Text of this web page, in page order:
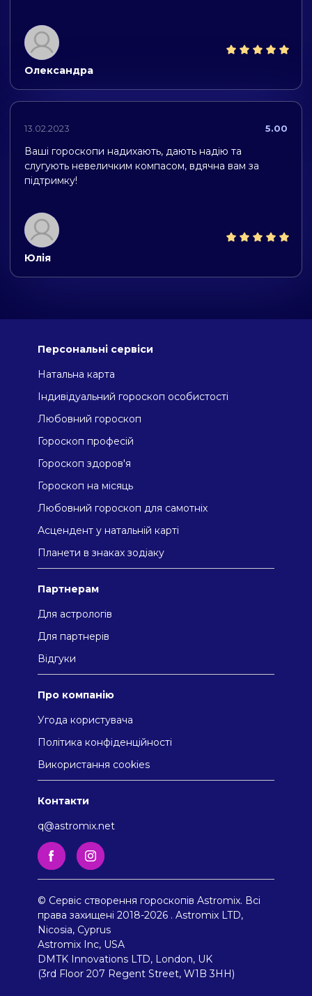
Олександра
13.02.2023 5.00
Ваші гороскопи надихають, дають надію та
слугують невеличким компасом, вдячна вам за
підтримку!
Юлія
Персональні сервіси
Натальна карта
Індивідуальний гороскоп особистості
Любовний гороскоп
Гороскоп професій
Гороскоп здоров'я
Гороскоп на місяць
Любовний гороскоп для самотніх
Асцендент у натальній карті
Планети в знаках зодіаку
Партнерам
Для астрологів
Для партнерів
Відгуки
Про компанію
Угода користувача
Політика конфіденційності
Використання cookies
Контакти
q@astromix.net
© Сервіс створення гороскопів Astromix. Всі
права захищені 2018-2026 . Astromix LTD,
Nicosia, Cyprus
Astromix Inc, USA
DMTK Innovations LTD, London, UK
(3rd Floor 207 Regent Street, W1B 3HH)